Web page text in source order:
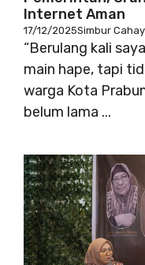
Internet Aman
17/12/2025Simbur
“Berulang kali
main hape, tapi
warga Kota
belum lama ...